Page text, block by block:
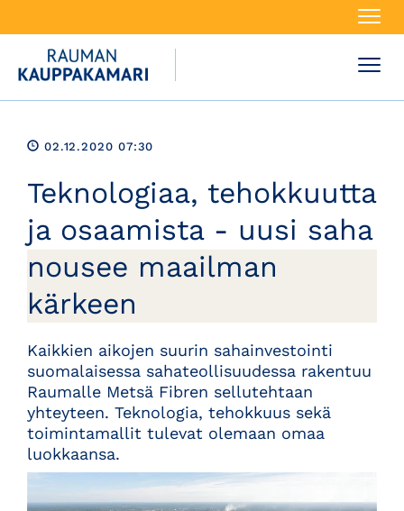
02.12.2020 07:30
Teknologiaa, tehokkuutta
ja osaamista - uusi saha
nousee maailman
kärkeen
Kaikkien aikojen suurin sahainvestointi
suomalaisessa sahateollisuudessa rakentuu
Raumalle Metsä Fibren sellutehtaan
yhteyteen. Teknologia, tehokkuus sekä
toimintamallit tulevat olemaan omaa
luokkaansa.